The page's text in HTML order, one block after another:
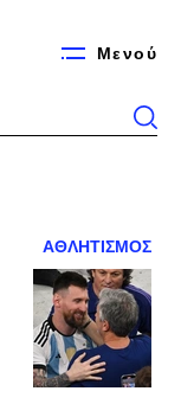
Μενού
ΑΘΛΗΤΙΣΜΟΣ